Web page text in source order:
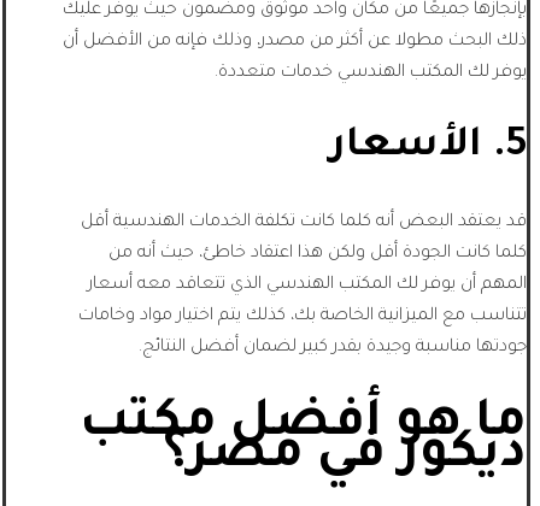
بإنجازها جميعًا من مكان واحد موثوق ومضمون حيث يوفر عليك
ذلك البحث مطولا عن أكثر من مصدر، وذلك فإنه من الأفضل أن
يوفر لك المكتب الهندسي خدمات متعددة.
5. الأسعار
قد يعتقد البعض أنه كلما كانت تكلفة الخدمات الهندسية أقل
كلما كانت الجودة أقل ولكن هذا اعتقاد خاطئ، حيث أنه من
المهم أن يوفر لك المكتب الهندسي الذي تتعاقد معه أسعار
تتناسب مع الميزانية الخاصة بك، كذلك يتم اختيار مواد وخامات
جودتها مناسبة وجيدة بقدر كبير لضمان أفضل النتائج.
ما هو أفضل مكتب
ديكور في مصر؟